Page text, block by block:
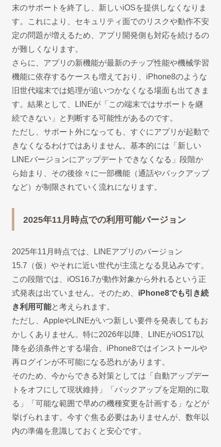
末のサポートを終了し、新しいiOSを提供しなくなりま
す。これにより、セキュリティ面でのリスクや動作不安
定の問題が増えるため、アプリ開発側も対応を続けるの
が難しくなります。
さらに、アプリの新機能が最新のチップ性能や機械学習
機能に依存するケースも増えており、iPhone8のような
旧世代端末では処理が追いつかなくなる場面も出てきま
す。結果として、LINEが「この端末ではサポートを継
続できない」と判断する可能性があるのです。
ただし、サポート外になっても、すぐにアプリが起動で
きなくなるわけではありません。基本的には「新しい
LINEバージョンにアップデートできなくなる」段階か
ら始まり、その後徐々に一部機能（通話やバックアップ
など）が制限されていく流れになります。
2025年11月時点での利用可能バージョン
2025年11月時点では、LINEアプリのバージョン
15.7（仮）やそれに近い世代が主流となる見込みです。
この段階では、iOS16.7が動作対象から外れるという正
式発表は出ていません。そのため、 iPhone8でも引き続
き利用可能と考えられます。
ただし、AppleやLINEがいつ新しい要件を発表してもお
かしくありません。特に2026年以降、LINEがiOS17以
降を必須条件とする場合、iPhone8ではインストールや
再ログインが不可能になる恐れがあります。
そのため、今からできる対策としては「自動アップデー
トをオフにして現状維持」「バックアップを定期的に取
る」「可能な範囲で早めの機種変更を計画する」などが
挙げられます。今すぐ焦る必要はありませんが、数年以
内の準備を意識しておくと安心です。